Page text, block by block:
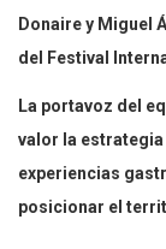
Donaire y Miguel
del Festival
La portavoz del
valor la
experiencias
posicionar el